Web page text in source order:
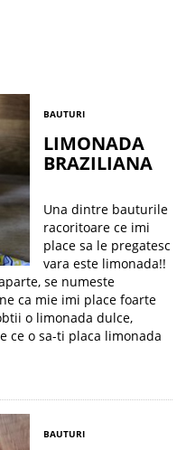
BAUTURI
LIMONADA
BRAZILIANA
Una dintre bauturile
racoritoare ce imi
place sa le pregatesc
vara este limonada!!
se numeste
ca mie imi place foarte
o limonada dulce,
ce o sa-ti placa limonada
BAUTURI